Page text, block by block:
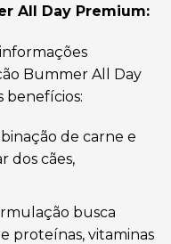
All Day Premium:
Bummer All Day
benefícios:
de carne e
dos cães,
busca
proteínas, vitaminas